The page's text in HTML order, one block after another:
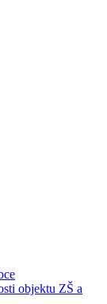
objektu ZŠ a